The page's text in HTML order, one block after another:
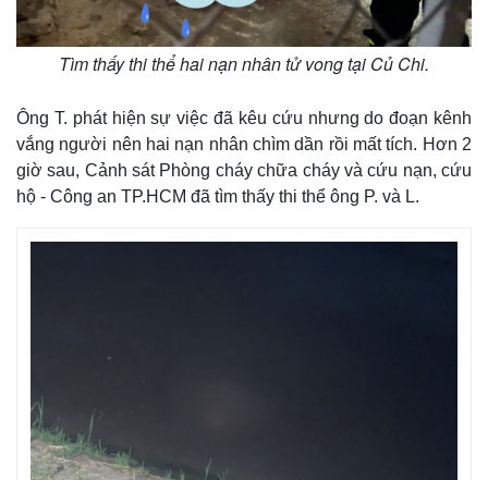
Thế giới
Cuộc sống đó đây
Hồ sơ
Multimedia
Ảnh
E-Magazine
Infographic
Tìm thấy thi thể hai nạn nhân tử vong tại Củ Chi.
Ông T. phát hiện sự việc đã kêu cứu nhưng do đoạn kênh
vắng người nên hai nạn nhân chìm dần rồi mất tích. Hơn 2
giờ sau, Cảnh sát Phòng cháy chữa cháy và cứu nạn, cứu
hộ - Công an TP.HCM đã tìm thấy thi thể ông P. và L.